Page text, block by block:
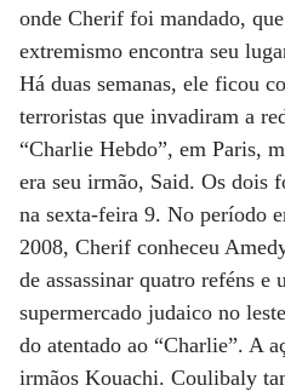
onde Cherif foi mandado,
extremismo encontra seu
Há duas semanas, ele ficou
terroristas que invadiram a
“Charlie Hebdo”, em Paris,
era seu irmão, Said. Os dois
na sexta-feira 9. No período
2008, Cherif conheceu
de assassinar quatro reféns
supermercado judaico no
do atentado ao “Charlie”. A
irmãos Kouachi. Coulibaly